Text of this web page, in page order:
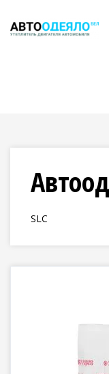
SLC